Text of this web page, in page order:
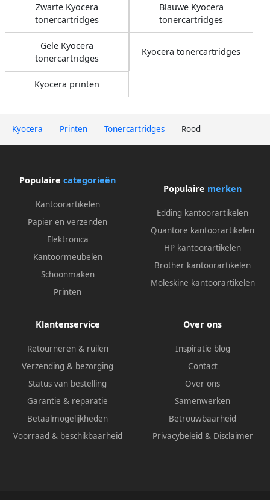
Kyocera Printen Tonercartridges Rood
Zwarte Kyocera
tonercartridges
Blauwe Kyocera
tonercartridges
Gele Kyocera
tonercartridges
Kyocera tonercartridges
Kyocera printen
Populaire categorieën
Kantoorartikelen
Papier en verzenden
Elektronica
Kantoormeubelen
Schoonmaken
Printen
Populaire merken
Edding kantoorartikelen
Quantore kantoorartikelen
HP kantoorartikelen
Brother kantoorartikelen
Moleskine kantoorartikelen
Klantenservice
Retourneren & ruilen
Verzending & bezorging
Status van bestelling
Garantie & reparatie
Betaalmogelijkheden
Voorraad & beschikbaarheid
Over ons
Inspiratie blog
Contact
Over ons
Samenwerken
Betrouwbaarheid
Privacybeleid & Disclaimer